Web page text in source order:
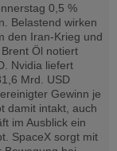
0,5 %
Belastend wirken
den Iran-Krieg und
Öl notiert
Nvidia liefert
Mrd. USD
Gewinn je
damit intakt, auch
im Ausblick ein
SpaceX sorgt mit